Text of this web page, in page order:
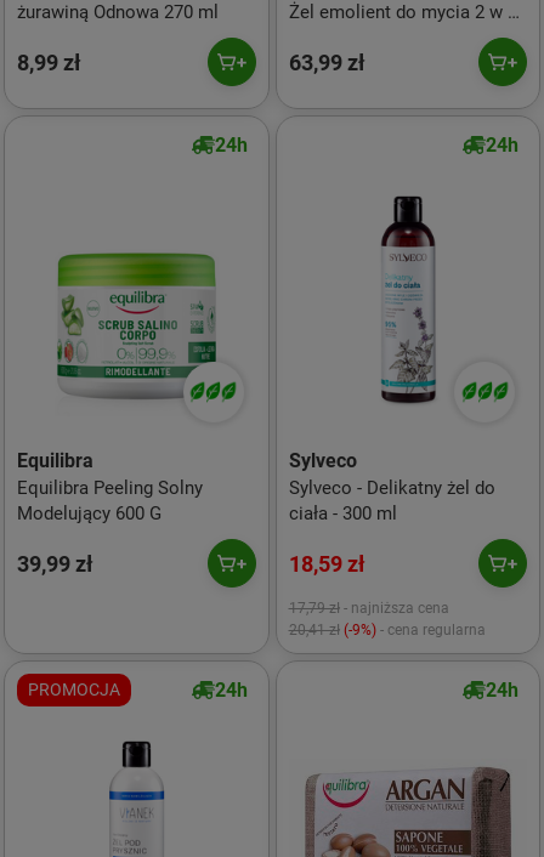
żurawiną Odnowa 270 ml
8,99 zł
Żel emolient do mycia 2 w 1
63,99 zł
24h
Equilibra
Equilibra Peeling Solny
Modelujący 600 G
39,99 zł
24h
Sylveco
Sylveco - Delikatny żel do
ciała - 300 ml
18,59 zł
17,79 zł - najniższa cena
20,41 zł (-9%) - cena regularna
PROMOCJA 24h 24h